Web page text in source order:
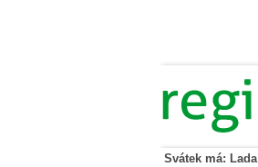
Svátek má: Lada